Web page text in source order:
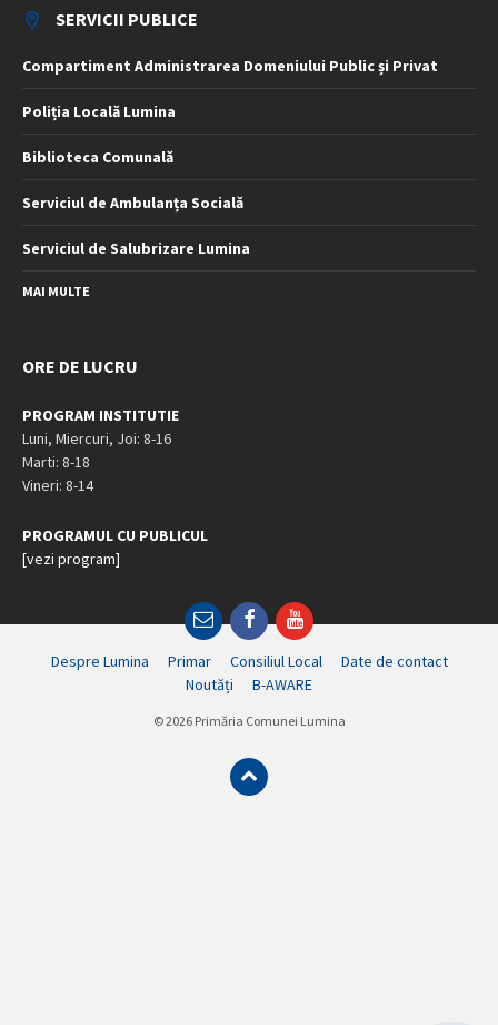
SERVICII PUBLICE
Compartiment Administrarea Domeniului Public și Privat
Poliția Locală Lumina
Biblioteca Comunală
Serviciul de Ambulanța Socială
Serviciul de Salubrizare Lumina
MAI MULTE
ORE DE LUCRU
PROGRAM INSTITUTIE
Luni, Miercuri, Joi: 8-16
Marti: 8-18
Vineri: 8-14
PROGRAMUL CU PUBLICUL
[vezi program]
EmailFacebookYouTube
Despre Lumina Primar Consiliul Local
Date de contact
Noutăți
B-AWARE
© 2026 Primăria Comunei Lumina